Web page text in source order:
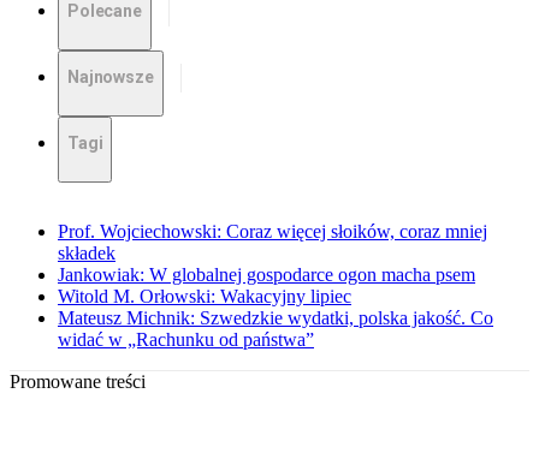
Polecane
Najnowsze
Tagi
Prof. Wojciechowski: Coraz więcej słoików, coraz mniej
składek
Jankowiak: W globalnej gospodarce ogon macha psem
Witold M. Orłowski: Wakacyjny lipiec
Mateusz Michnik: Szwedzkie wydatki, polska jakość. Co
widać w „Rachunku od państwa”
Promowane treści